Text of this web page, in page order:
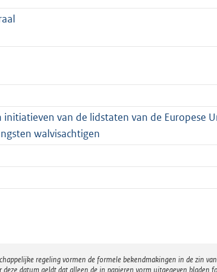
van de lidstaten van de Europese
walvisachtigen
regeling vormen de formele bekendmakingen in de zin
datum geldt dat alleen de in papieren vorm uitgegeven bladen